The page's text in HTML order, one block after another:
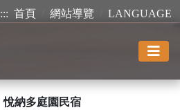
::: 首頁 網站導覽 LANGUAGE
悅納多庭園民宿